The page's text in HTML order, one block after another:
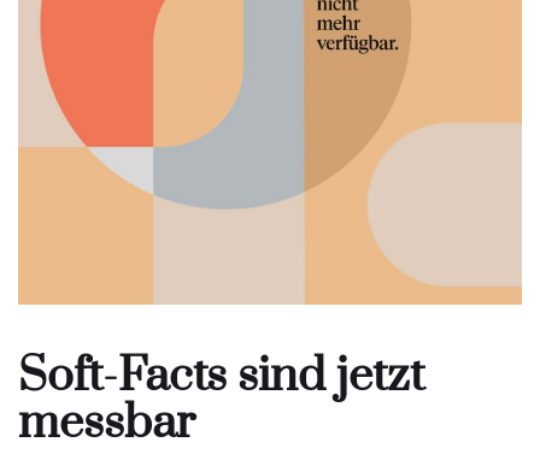
Soft-Facts sind jetzt
messbar